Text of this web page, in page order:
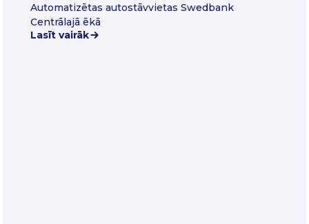
Automatizētas autostāvvietas Swedbank
Centrālajā ēkā
Lasīt vairāk